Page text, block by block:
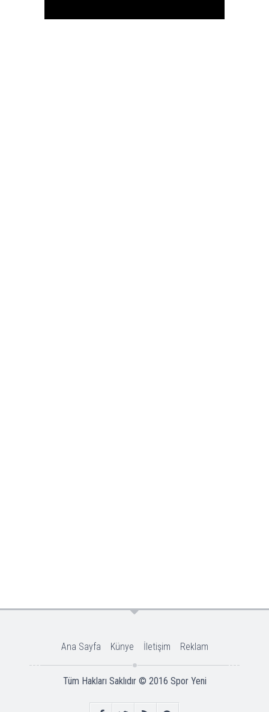
Ana Sayfa Künye İletişim Reklam
Tüm Hakları Saklıdır © 2016 Spor Yeni